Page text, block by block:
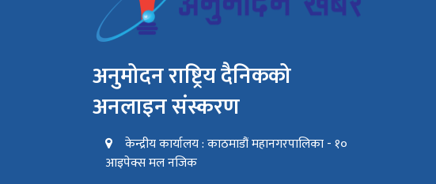
अनुमोदन राष्ट्रिय दैनिकको
अनलाइन संस्करण
केन्द्रीय कार्यालय : काठमाडौं महानगरपालिका - १०
आइपेक्स मल नजिक